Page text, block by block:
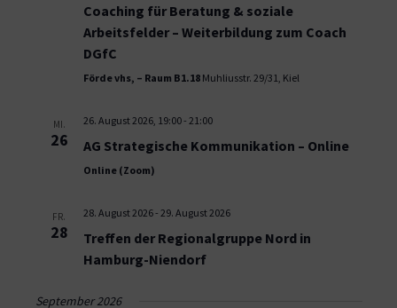
Coaching für Beratung & soziale
Arbeitsfelder – Weiterbildung zum Coach
DGfC
Förde vhs, – Raum B1.18 Muhliusstr. 29/31, Kiel
MI.
26
26. August 2026, 19:00- 21:00
AG Strategische Kommunikation – Online
Online (Zoom)
FR.
28
28. August 2026- 29. August 2026
Treffen der Regionalgruppe Nord in
Hamburg-Niendorf
September 2026